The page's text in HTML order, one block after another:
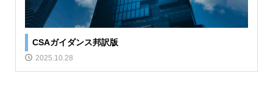
CSAガイダンス邦訳版
2025.10.28